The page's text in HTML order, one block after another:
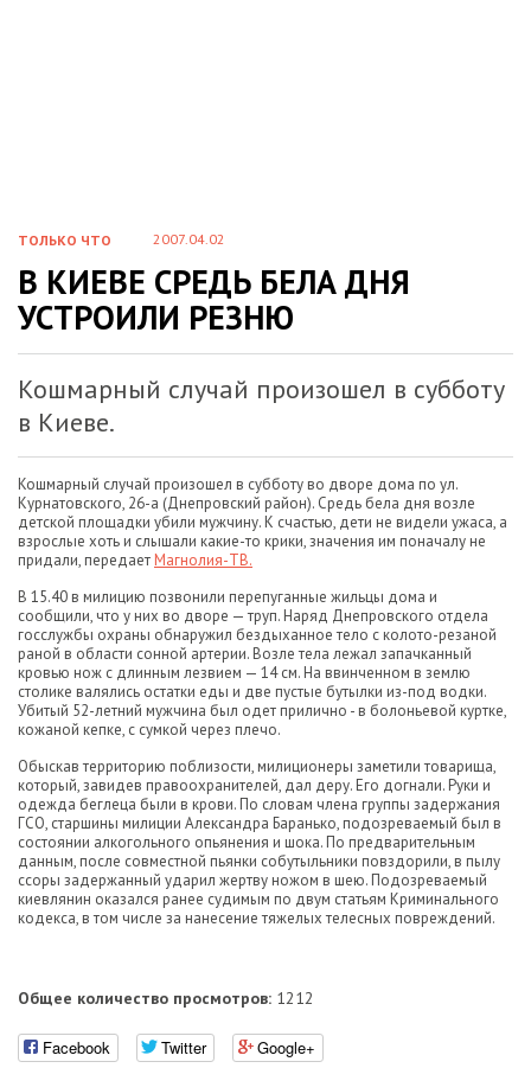
ТОЛЬКО ЧТО 2007.04.02
В КИЕВЕ СРЕДЬ БЕЛА ДНЯ
УСТРОИЛИ РЕЗНЮ
Кошмарный случай произошел в субботу
в Киеве.
Кошмарный случай произошел в субботу во дворе дома по ул.
Курнатовского, 26-а (Днепровский район). Средь бела дня возле
детской площадки убили мужчину. К счастью, дети не видели ужаса, а
взрослые хоть и слышали какие-то крики, значения им поначалу не
придали, передаетМагнолия-ТВ.
В 15.40 в милицию позвонили перепуганные жильцы дома и
сообщили, что у них во дворе — труп. Наряд Днепровского отдела
госслужбы охраны обнаружил бездыханное тело с колото-резаной
раной в области сонной артерии. Возле тела лежал запачканный
кровью нож с длинным лезвием — 14 см. На ввинченном в землю
столике валялись остатки еды и две пустые бутылки из-под водки.
Убитый 52-летний мужчина был одет прилично - в болоньевой куртке,
кожаной кепке, с сумкой через плечо.
Обыскав территорию поблизости, милиционеры заметили товарища,
который, завидев правоохранителей, дал деру. Его догнали. Руки и
одежда беглеца были в крови. По словам члена группы задержания
ГСО, старшины милиции Александра Баранько, подозреваемый был в
состоянии алкогольного опьянения и шока. По предварительным
данным, после совместной пьянки собутыльники повздорили, в пылу
ссоры задержанный ударил жертву ножом в шею. Подозреваемый
киевлянин оказался ранее судимым по двум статьям Криминального
кодекса, в том числе за нанесение тяжелых телесных повреждений.
Общее количество просмотров: 1212
Facebook Twitter Google+